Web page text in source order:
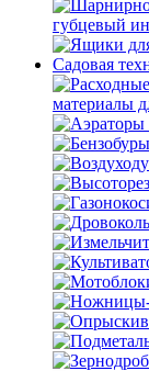
губцевый
Садовая
материалы